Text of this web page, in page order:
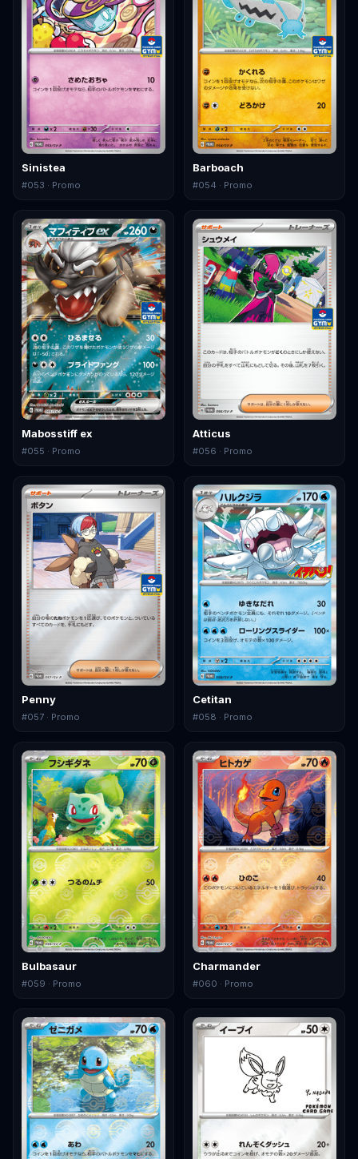
Sinistea
#053 · Promo
Barboach
#054 · Promo
Mabosstiff ex
#055 · Promo
Atticus
#056 · Promo
Penny
#057 · Promo
Cetitan
#058 · Promo
Bulbasaur
#059 · Promo
Charmander
#060 · Promo